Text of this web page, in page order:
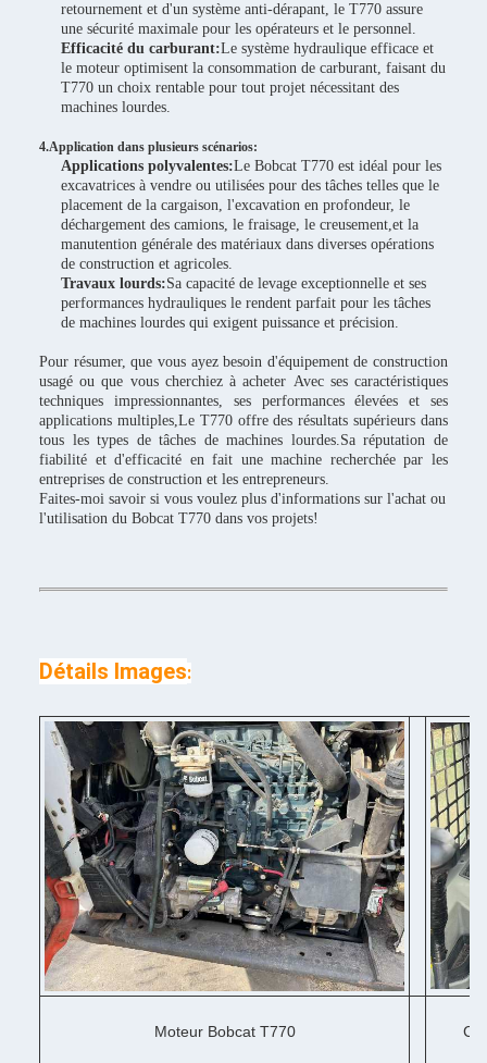
retournement et d'un système anti-dérapant, le T770 assure
une sécurité maximale pour les opérateurs et le personnel.
Efficacité du carburant:Le système hydraulique efficace et
le moteur optimisent la consommation de carburant, faisant du
T770 un choix rentable pour tout projet nécessitant des
machines lourdes.
4.Application dans plusieurs scénarios:
Applications polyvalentes:Le Bobcat T770 est idéal pour les
excavatrices à vendre ou utilisées pour des tâches telles que le
placement de la cargaison, l'excavation en profondeur, le
déchargement des camions, le fraisage, le creusement,et la
manutention générale des matériaux dans diverses opérations
de construction et agricoles.
Travaux lourds:Sa capacité de levage exceptionnelle et ses
performances hydrauliques le rendent parfait pour les tâches
de machines lourdes qui exigent puissance et précision.
Pour résumer, que vous ayez besoin d'équipement de construction
usagé ou que vous cherchiez à acheter Avec ses caractéristiques
techniques impressionnantes, ses performances élevées et ses
applications multiples,Le T770 offre des résultats supérieurs dans
tous les types de tâches de machines lourdes.Sa réputation de
fiabilité et d'efficacité en fait une machine recherchée par les
entreprises de construction et les entrepreneurs.
Faites-moi savoir si vous voulez plus d'informations sur l'achat ou
l'utilisation du Bobcat T770 dans vos projets!
Détails Images:
Moteur Bobcat T770